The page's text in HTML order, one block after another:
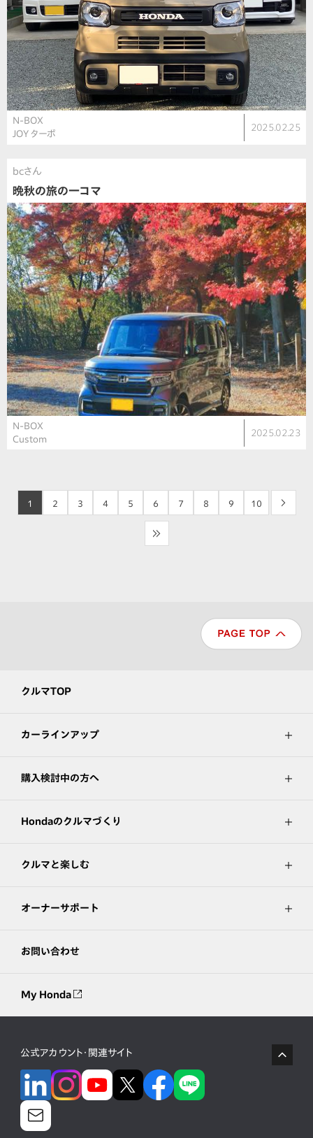
N-BOX
JOY ターボ
2025.02.25
bcさん
晩秋の旅の一コマ
N-BOX
Custom
2025.02.23
1 2 3 4 5 6 7 8 9 10 >
>>
クルマTOP
カーラインアップ
購入検討中の方へ
Hondaのクルマづくり
クルマと楽しむ
オーナーサポート
お問い合わせ
My Honda
公式アカウント・関連サイト